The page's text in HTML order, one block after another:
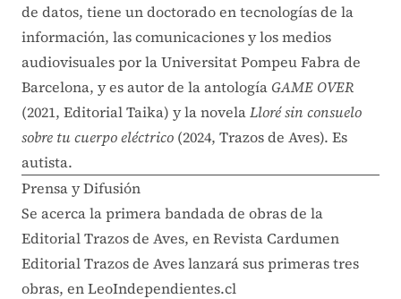
de datos, tiene un doctorado en tecnologías de la
información, las comunicaciones y los medios
audiovisuales por la Universitat Pompeu Fabra de
Barcelona, y es autor de la antología GAME OVER
(2021, Editorial Taika) y la novelaLloré sin consuelo
sobre tu cuerpo eléctrico (2024, Trazos de Aves). Es
autista.
Prensa y Difusión
Se acerca la primera bandada de obras de la
Editorial Trazos de Aves, en Revista Cardumen
Editorial Trazos de Aves lanzará sus primeras tres
obras, en LeoIndependientes.cl